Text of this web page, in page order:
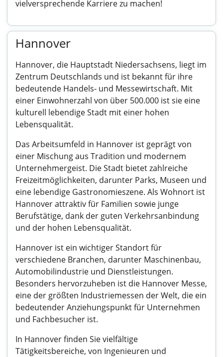
vielversprechende Karriere zu machen!
Hannover
Hannover, die Hauptstadt Niedersachsens, liegt im
Zentrum Deutschlands und ist bekannt für ihre
bedeutende Handels- und Messewirtschaft. Mit
einer Einwohnerzahl von über 500.000 ist sie eine
kulturell lebendige Stadt mit einer hohen
Lebensqualität.
Das Arbeitsumfeld in Hannover ist geprägt von
einer Mischung aus Tradition und modernem
Unternehmergeist. Die Stadt bietet zahlreiche
Freizeitmöglichkeiten, darunter Parks, Museen und
eine lebendige Gastronomieszene. Als Wohnort ist
Hannover attraktiv für Familien sowie junge
Berufstätige, dank der guten Verkehrsanbindung
und der hohen Lebensqualität.
Hannover ist ein wichtiger Standort für
verschiedene Branchen, darunter Maschinenbau,
Automobilindustrie und Dienstleistungen.
Besonders hervorzuheben ist die Hannover Messe,
eine der größten Industriemessen der Welt, die ein
bedeutender Anziehungspunkt für Unternehmen
und Fachbesucher ist.
In Hannover finden Sie vielfältige
Tätigkeitsbereiche, von Ingenieuren und